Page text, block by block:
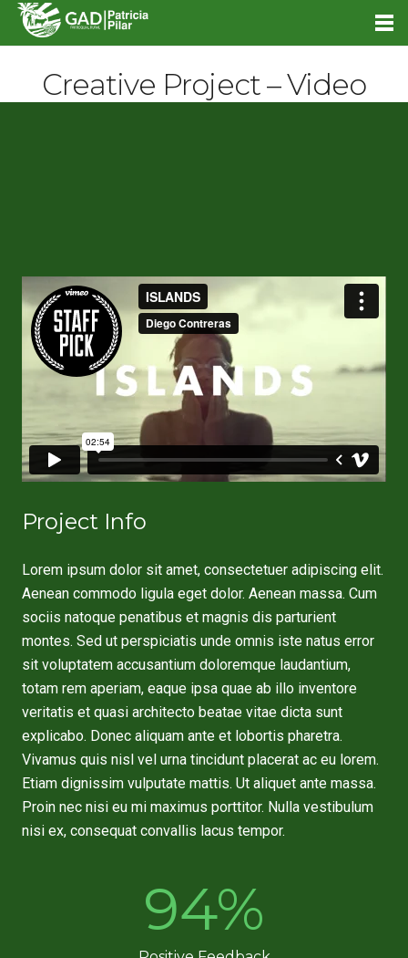
Creative Project – Video
Project Info
Lorem ipsum dolor sit amet, consectetuer adipiscing elit.
Aenean commodo ligula eget dolor. Aenean massa. Cum
sociis natoque penatibus et magnis dis parturient
montes. Sed ut perspiciatis unde omnis iste natus error
sit voluptatem accusantium doloremque laudantium,
totam rem aperiam, eaque ipsa quae ab illo inventore
veritatis et quasi architecto beatae vitae dicta sunt
explicabo. Donec aliquam ante et lobortis pharetra.
Vivamus quis nisl vel urna tincidunt placerat ac eu lorem.
Etiam dignissim vulputate mattis. Ut aliquet ante massa.
Proin nec nisi eu mi maximus porttitor. Nulla vestibulum
nisi ex, consequat convallis lacus tempor.
94%